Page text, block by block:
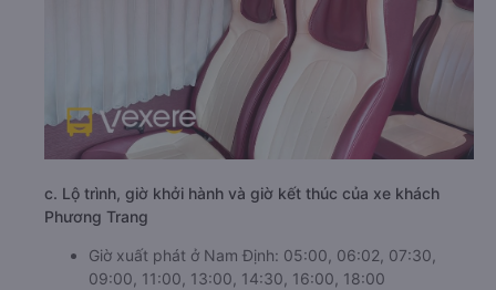
c. Lộ trình, giờ khởi hành và giờ kết thúc của xe khách
Phương Trang
Giờ xuất phát ở Nam Định: 05:00, 06:02, 07:30,
09:00, 11:00, 13:00, 14:30, 16:00, 18:00